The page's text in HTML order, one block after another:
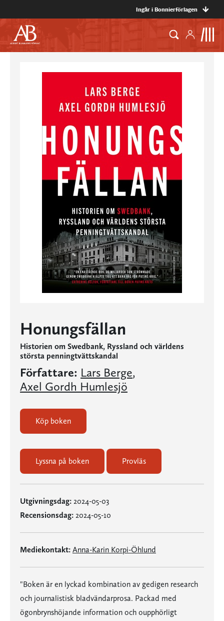
Ingår i Bonnierförlagen
Honungsfällan
Historien om Swedbank, Ryssland och världens
största penningtvättskandal
Författare: Lars Berge,
Axel Gordh Humlesjö
Köp boken
Lyssna på boken Provläs
Utgivningsdag: 2024-05-03
Recensionsdag: 2024-05-10
Mediekontakt: Anna-Karin Korpi-Öhlund
"Boken är en lyckad kombination av gedigen research
och journalistisk bladvändarprosa. Packad med
ögonbrynshöjande information och oupphörligt